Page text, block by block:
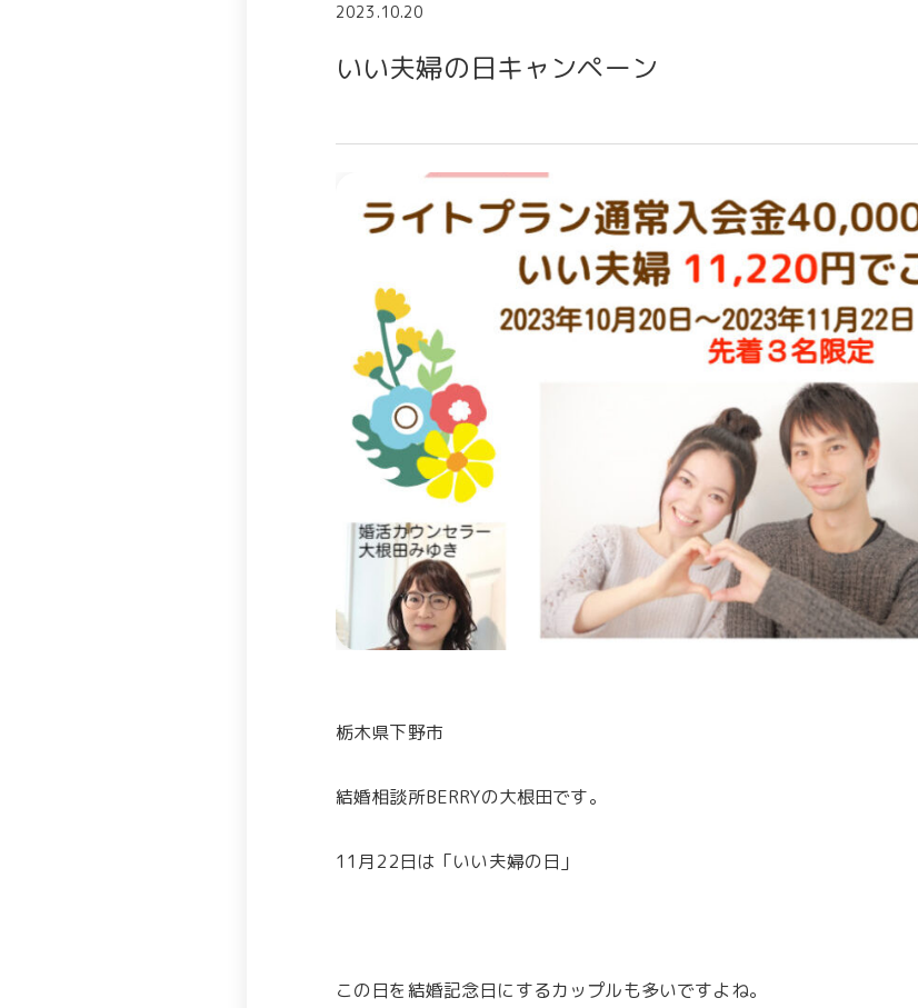
2023.10.20
いい夫婦の日キャンペーン
栃木県下野市
結婚相談所BERRYの大根田です。
11月22日は「いい夫婦の日」
この日を結婚記念日にするカップルも多いですよね。